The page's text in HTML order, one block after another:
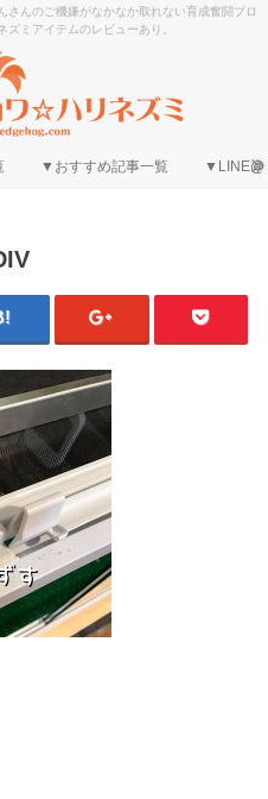
さんのご機嫌がなかなか取れない育成奮闘ブロ
ズミアイテムのレビューあり。
▼おすすめ記事一覧 ▼LINE@